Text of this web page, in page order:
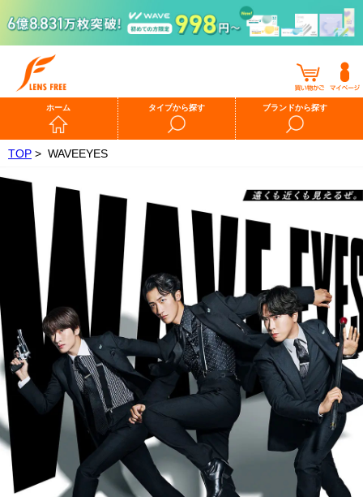
ホーム タイプから探す ブランドから探す
TOP > WAVEEYES